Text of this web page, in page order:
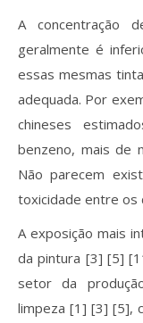
A concentração
geralmente é
essas mesmas
adequada. Por
chineses
benzeno, mais de
Não parecem
toxicidade entre
A exposição mais
da pintura [3] [5]
setor da
limpeza [1] [3] [5],